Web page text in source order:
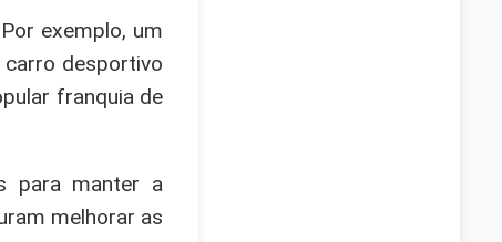
exemplo, um
desportivo
franquia de
para manter a
melhorar as